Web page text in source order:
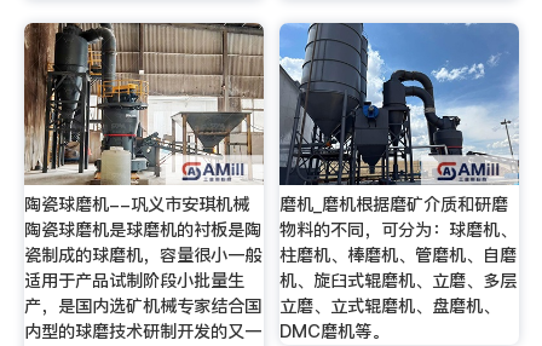
陶瓷球磨机--巩义市安琪机械
陶瓷球磨机是球磨机的衬板是陶
瓷制成的球磨机，容量很小一般
适用于产品试制阶段小批量生
产，是国内选矿机械专家结合国
内型的球磨技术研制开发的又一
磨机_磨机根据磨矿介质和研磨
物料的不同，可分为：球磨机、
柱磨机、棒磨机、管磨机、自磨
机、旋臼式辊磨机、立磨、多层
立磨、立式辊磨机、盘磨机、
DMC磨机等。